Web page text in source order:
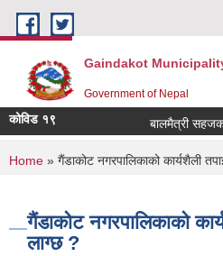
Skip to main content
Gaindakot
Government of Nepal
कोविड १९ बालमैत्री सहजकर्ता
You are here
Home » गैंडाकोट नगरपालिकाको कार्यशैली
गैंडाकोट नगरपालिकाको
लाग्छ ?